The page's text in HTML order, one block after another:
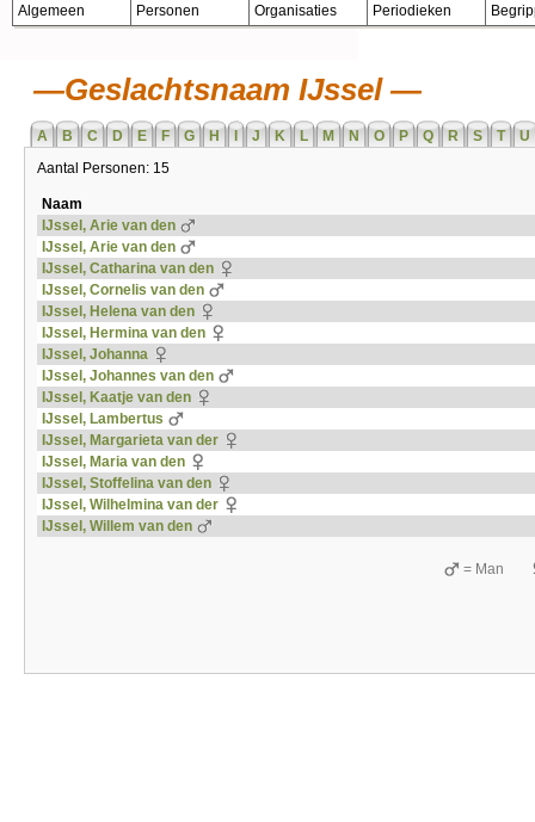
Algemeen Personen Organisaties Periodieken
Geslachtsnaam IJssel
A B C D E F G H J K L M N O P Q R S T
U
Aantal Personen: 15
Naam
IJssel, Arie van den
IJssel, Arie van den
IJssel, Catharina van den
IJssel, Cornelis van den
IJssel, Helena van den
IJssel, Hermina van den
IJssel, Johanna
IJssel, Johannes van den
IJssel, Kaatje van den
IJssel, Lambertus
IJssel, Margarieta van der
IJssel, Maria van den
IJssel, Stoffelina van den
IJssel, Wilhelmina van der
IJssel, Willem van den
= Man